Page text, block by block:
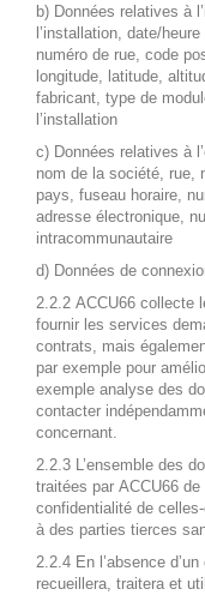
b) Données relatives à
l’installation, date/
numéro de rue, code
longitude, latitude,
fabricant, type de
l’installation
c) Données relatives à
nom de la société, rue,
pays, fuseau horaire,
adresse électronique,
intracommunautaire
d) Données de
2.2.2 ACCU66 collecte
fournir les services
contrats, mais
par exemple pour
exemple analyse des
contacter
concernant.
2.2.3 L’ensemble des
traitées par ACCU66
confidentialité de
à des parties tierces
2.2.4 En l’absence
recueillera, traitera et